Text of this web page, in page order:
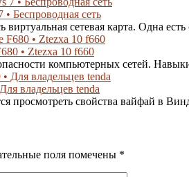
Беспроводная сеть
сетевая карта. Одна есть
• Ztezxa 10 f660
компьютерных сетей.
владельцев tenda
просмотреть свойства вайфай в
поля помечены *